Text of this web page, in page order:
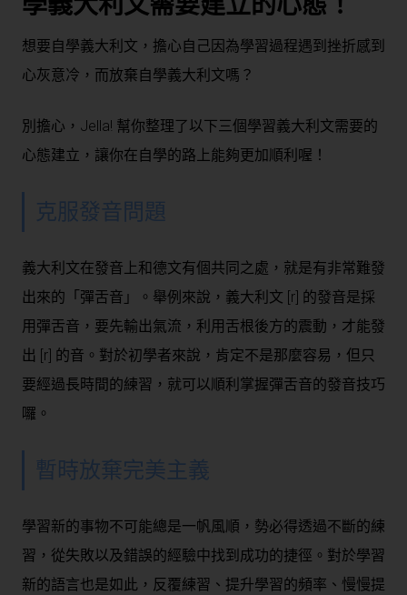
想要自學義大利文，擔心自己因為學習過程遇到挫折感到
心灰意冷，而放棄自學義大利文嗎？
別擔心，Jella! 幫你整理了以下三個學習義大利文需要的
心態建立，讓你在自學的路上能夠更加順利喔！
克服發音問題
義大利文在發音上和德文有個共同之處，就是有非常難發
出來的「彈舌音」。舉例來說，義大利文 [r] 的發音是採
用彈舌音，要先輸出氣流，利用舌根後方的震動，才能發
出 [r] 的音。對於初學者來說，肯定不是那麼容易，但只
要經過長時間的練習，就可以順利掌握彈舌音的發音技巧
囉。
暫時放棄完美主義
學習新的事物不可能總是一帆風順，勢必得透過不斷的練
習，從失敗以及錯誤的經驗中找到成功的捷徑。對於學習
新的語言也是如此，反覆練習、提升學習的頻率、慢慢提